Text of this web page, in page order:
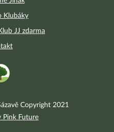
Klubáky
JJ zdarma
Copyright 2021
Pink Future